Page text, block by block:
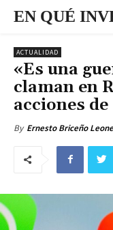
EN QUÉ
ACTUALIDAD
«Es una
claman en
acciones
By Ernesto Briceño